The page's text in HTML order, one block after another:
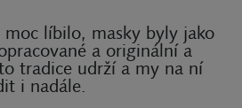
moc líbilo, masky byly jako
a originální a
tradice udrží a my na ní
i nadále.